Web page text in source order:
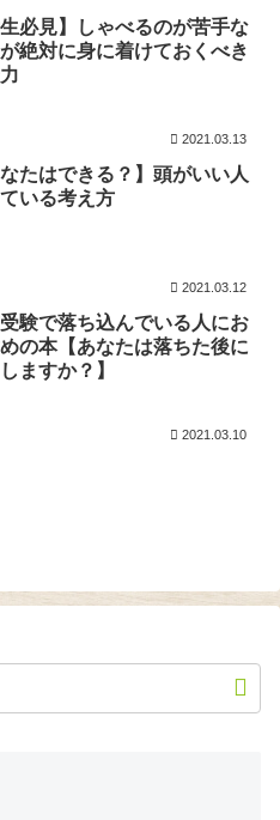
生必見】しゃべるのが苦手な
絶対に身に着けておくべき
2021.03.13
なたはできる？】頭がいい人
いる考え方
2021.03.12
験で落ち込んでいる人にお
の本【あなたは落ちた後に
ますか？】
2021.03.10